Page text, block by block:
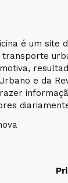
é um site
transporte
e da